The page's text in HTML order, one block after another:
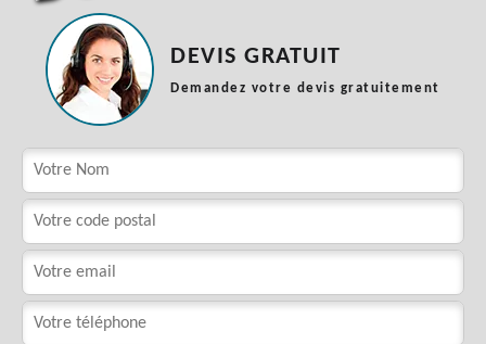
DEVIS GRATUIT
Demandez votre devis gratuitement